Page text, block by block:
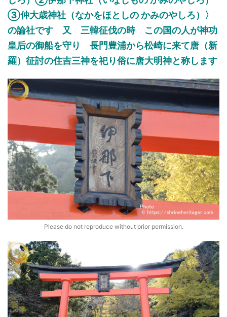
③仲大歳神社 （なかをほとしのかみのやしろ） 〉
の論社です 又 三韓征伐の時
この国の人が神功
皇后の御船を守り 長門豊浦から松崎に来て唐（新
羅）征討の住吉三神を祀り俗に唐大明神と称します
Please do not reproduce without prior permission.